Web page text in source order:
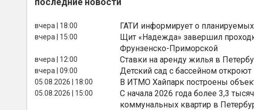
вчера | 18:00 ГАТИ информирует о
вчера | 15:00
Щит «Надежда» завершил
Фрунзенско-Приморской
вчера | 12:00 Ставки на аренду жилья в
вчера | 09:00 Детский сад с бассейном откроют
05.08.2026 | 18:00 В ИТМО Хайпарк построены
05.08.2026 | 15:00
С начала 2026 года более 3,3
коммунальных квартир в